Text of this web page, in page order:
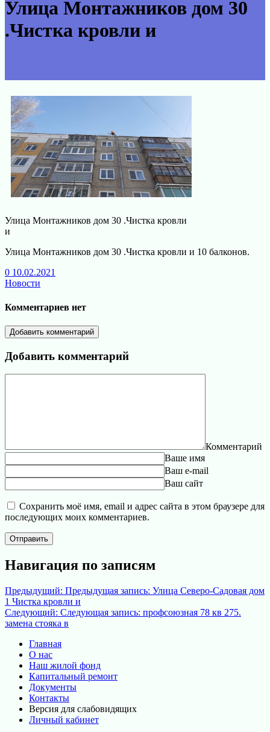
Улица Монтажников дом 30
.Чистка кровли и
Улица Монтажников дом 30 .Чистка кровли
и
Улица Монтажников дом 30 .Чистка кровли и 10 балконов.
0 10.02.2021
Новости
Комментариев нет
Добавить комментарий
Добавить комментарий
Комментарий
Ваше имя
Ваш e-mail
Ваш сайт
Сохранить моё имя, email и адрес сайта в этом браузере для
последующих моих комментариев.
Навигация по записям
Предыдущий: Предыдущая запись: Улица Северо-Садовая дом
1 Чистка кровли и
Следующий: Следующая запись: профсоюзная 78 кв 275.
замена стояка в
Главная
О нас
Наш жилой фонд
Капитальный ремонт
Документы
Контакты
Версия для слабовидящих
Личный кабинет